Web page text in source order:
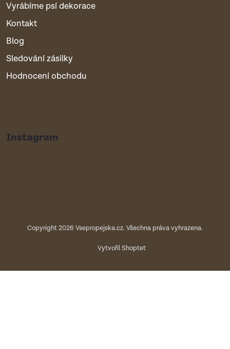
Vyrábíme psí dekorace
Kontakt
Blog
Sledování zásilky
Hodnocení obchodu
Instagram
Vytvořil Shoptet
Copyright 2026 Vsepropejska.cz. Všechna práva vyhrazena.